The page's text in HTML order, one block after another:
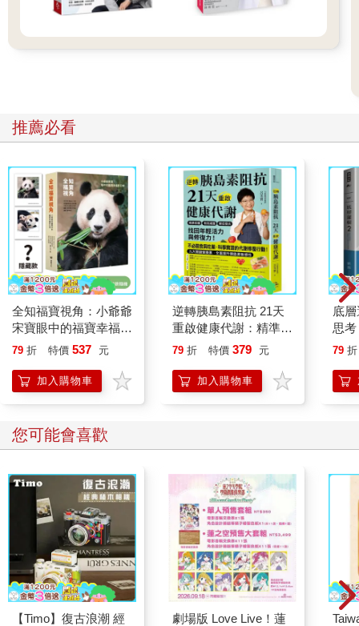
推薦必看
全知福寶視角：小爺爺
宋寶眼中的福寶幸福肥
日常（首刷限量贈：拍
79 折 特價 537 元
加入購物車
逆轉胰島素阻抗 21天
重啟健康代謝：精準控
糖、有效減重、降低發
復力！
79 折 特價 379 元
加入購物車
底
思
的
79 折
您可能會喜歡
【Timo】復古浪潮 經
劇場版 Love Live！蓮